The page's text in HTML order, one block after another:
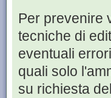
Per prevenire
tecniche di
eventuali
quali solo
su richiesta